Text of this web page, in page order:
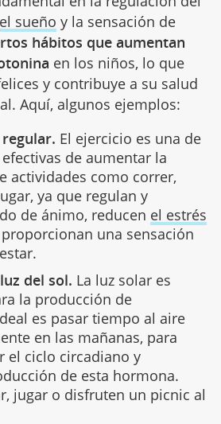
el sueño y la sensación de
hábitos que aumentan
en los niños, lo que
y contribuye a su salud
Aquí, algunos ejemplos:
El ejercicio es una de
de aumentar la
actividades como correr,
ya que regulan y
de ánimo, reducen el estrés
una sensación
del sol. La luz solar es
la producción de
es pasar tiempo al aire
en las mañanas, para
el ciclo circadiano y
de esta hormona.
jugar o disfruten un picnic al